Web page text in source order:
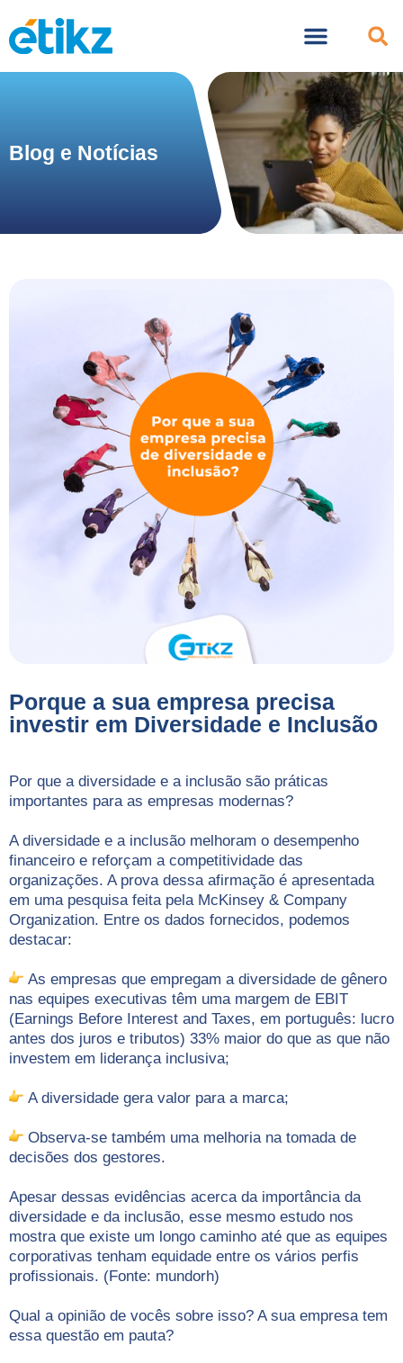
Blog e Notícias
Porque a sua empresa precisa
investir em Diversidade e Inclusão
Por que a diversidade e a inclusão são práticas
importantes para as empresas modernas?
A diversidade e a inclusão melhoram o desempenho
financeiro e reforçam a competitividade das
organizações. A prova dessa afirmação é apresentada
em uma pesquisa feita pela McKinsey & Company
Organization. Entre os dados fornecidos, podemos
destacar:
As empresas que empregam a diversidade de gênero
nas equipes executivas têm uma margem de EBIT
(Earnings Before Interest and Taxes, em português: lucro
antes dos juros e tributos) 33% maior do que as que não
investem em liderança inclusiva;
A diversidade gera valor para a marca;
Observa-se também uma melhoria na tomada de
decisões dos gestores.
Apesar dessas evidências acerca da importância da
diversidade e da inclusão, esse mesmo estudo nos
mostra que existe um longo caminho até que as equipes
corporativas tenham equidade entre os vários perfis
profissionais. (Fonte: mundorh)
Qual a opinião de vocês sobre isso? A sua empresa tem
essa questão em pauta?